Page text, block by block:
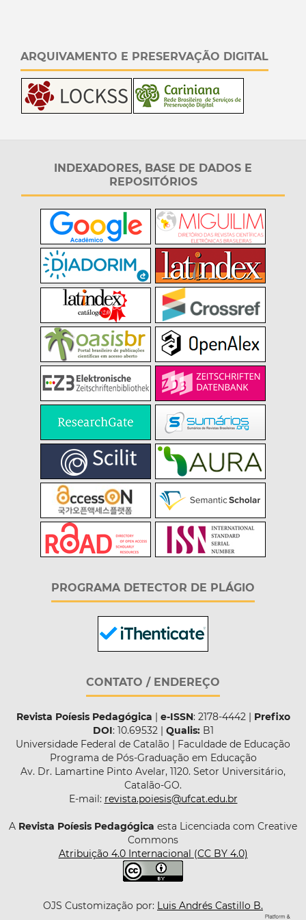
ARQUIVAMENTO E PRESERVAÇÃO DIGITAL
INDEXADORES, BASE DE DADOS E
REPOSITÓRIOS
PROGRAMA DETECTOR DE PLÁGIO
CONTATO / ENDEREÇO
Revista Poíesis Pedagógica | e-ISSN: 2178-4442 | Prefixo
DOI: 10.69532 | Qualis:B1
Universidade Federal de Catalão | Faculdade de Educação
Programa de Pós-Graduação em Educação
Av. Dr. Lamartine Pinto Avelar, 1120. Setor Universitário,
Catalão-GO.
E-mail: revista.poiesis@ufcat.edu.br
A Revista Poíesis Pedagógica esta Licenciada com Creative
Commons
Atribuição 4.0 Internacional (CC BY 4.0)
OJS Customização por: Luis Andrés Castillo B.